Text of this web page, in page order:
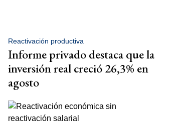
Reactivación productiva
Informe privado destaca que la
inversión real creció 26,3% en
agosto